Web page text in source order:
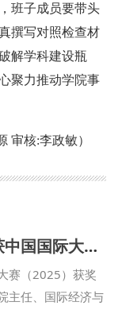
班子成员要带头
撰写对照检查材
解学科建设瓶
聚力推动学院事
审核:李政敏）
经济学院教师指导学生项目荣获中国国际大学生创新大赛（2025）国赛铜奖
赛（2025）获奖
主任、国际经济与
项目“智塑灵